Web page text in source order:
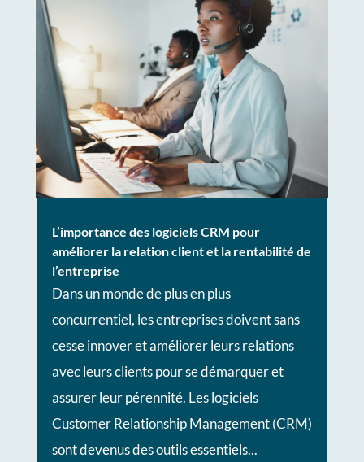
L’importance des logiciels CRM pour
améliorer la relation client et la rentabilité de
l’entreprise
Dans un monde de plus en plus
concurrentiel, les entreprises doivent sans
cesse innover et améliorer leurs relations
avec leurs clients pour se démarquer et
assurer leur pérennité. Les logiciels
Customer Relationship Management (CRM)
sont devenus des outils essentiels...